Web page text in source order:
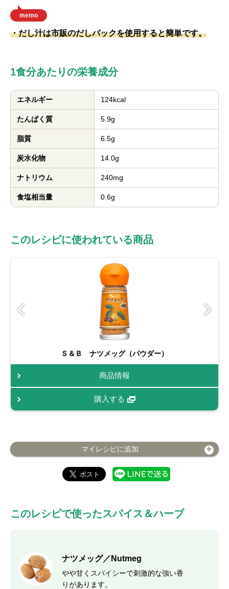
memo
・だし汁は市販のだしパックを使用すると簡単です。
1食分あたりの栄養成分
エネルギー 124kcal
たんぱく質 5.9g
脂質 6.5g
炭水化物 14.0g
ナトリウム 240mg
食塩相当量 0.6g
このレシピに使われている商品
Ｓ＆Ｂ ナツメッグ（パウダー）
商品情報
購入する
マイレシピに追加
このレシピで使ったスパイス＆ハーブ
ナツメッグ／Nutmeg
やや甘くスパイシーで刺激的な強い香
りがあります。